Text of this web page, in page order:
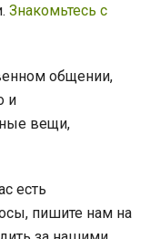
Знакомьтесь с
общении,
и
вещи,
есть
пишите нам на